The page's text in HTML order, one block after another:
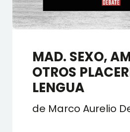
MAD. SEXO,
OTROS
LENGUA
de Marco Aurelio